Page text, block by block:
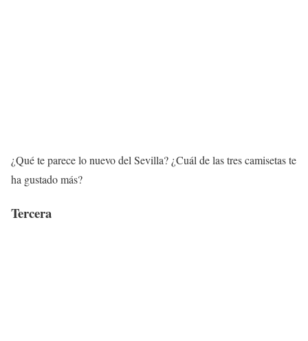
¿Qué te parece lo nuevo del Sevilla? ¿Cuál de las tres camisetas te
ha gustado más?
Tercera